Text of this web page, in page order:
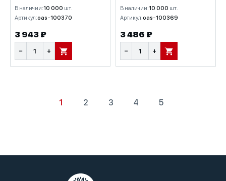
В наличии:10 000 шт.
Артикул:oas-100370
3 943 ₽
− + В КОРЗИНУ
В наличии:10 000 шт.
Артикул:oas-100369
3 486 ₽
− + В КОРЗИНУ
1 2 3 4 5